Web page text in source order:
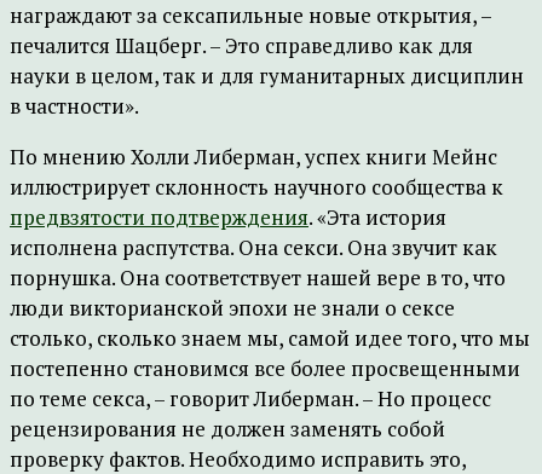
награждают за сексапильные новые открытия, –
печалится Шацберг. – Это справедливо как для
науки в целом, так и для гуманитарных дисциплин
в частности».
По мнению Холли Либерман, успех книги Мейнс
иллюстрирует склонность научного сообщества к
предвзятости подтверждения. «Эта история
исполнена распутства. Она секси. Она звучит как
порнушка. Она соответствует нашей вере в то, что
люди викторианской эпохи не знали о сексе
столько, сколько знаем мы, самой идее того, что мы
постепенно становимся все более просвещенными
по теме секса, – говорит Либерман. – Но процесс
рецензирования не должен заменять собой
проверку фактов. Необходимо исправить это,